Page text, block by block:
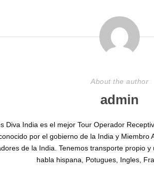
About the author
admin
Diva India es el mejor Tour Operador
por el gobierno de la India y Miembro
de la India. Tenemos transporte propio
habla hispana, Potugues, Ingles,